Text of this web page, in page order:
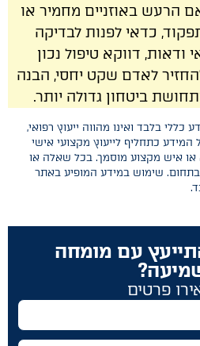
הרעש באוזניים מחמיר או
כדאי לפנות לבדיקה
דווקא טיפול נכון
לאדם שקט יחסי, הבנה
ביטחון גדולה יותר.
כללי בלבד ואינו מהווה ייעוץ רפואי,
כתחליף לייעוץ מקצועי אישי
איש מקצוע מוסמך. בכל שאלה או
שימוש במידע המופיע באתר
עם מומחה
פרטים